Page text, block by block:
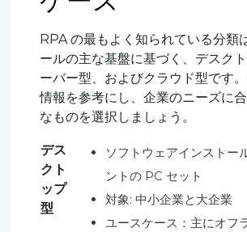
RPA の最もよく知られている分類
ールの主な基盤に基づく、デスク
ーバー型、およびクラウド型です
情報を参考にし、企業のニーズに
なものを選択しましょう。
デス
クト
ップ
型
ソフトウェアインストー
ントの PC セット
対象: 中小企業と大企業
ユースケース：主にオフ